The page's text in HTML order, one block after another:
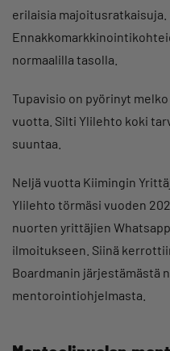
erilaisia majoitusratkaisuja.
normaalilla tasolla.
Tupavisio on pyörinyt
vuotta. Silti Ylilehto koki
suuntaa.
Neljä vuotta Kiimingin
Ylilehto törmäsi vuoden
nuorten yrittäjien
ilmoitukseen. Siinä
Boardmanin järjestämästä
mentorointiohjelmasta.